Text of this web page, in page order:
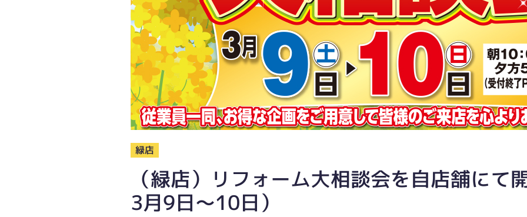
緑店
（緑店）リフォーム大相談会を自店舗にて
3月9日〜10日）